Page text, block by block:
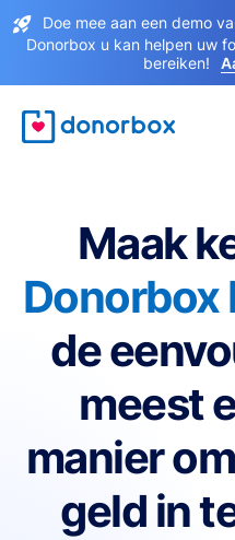
Doe mee aan een demo
Donorbox u kan helpen uw
bereiken!
Maak
Donorbox
de
meest
manier
geld in